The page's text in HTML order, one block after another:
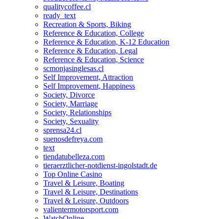
qualitycoffee.cl
ready_text
Recreation & Sports, Biking
Reference & Education, College
Reference & Education, K-12 Education
Reference & Education, Legal
Reference & Education, Science
scmonjasinglesas.cl
Self Improvement, Attraction
Self Improvement, Happiness
Society, Divorce
Society, Marriage
Society, Relationships
Society, Sexuality
sprensa24.cl
suenosdefreya.com
text
tiendatubelleza.com
tieraerztlicher-notdienst-ingolstadt.de
Top Online Casino
Travel & Leisure, Boating
Travel & Leisure, Destinations
Travel & Leisure, Outdoors
valientermotorsport.com